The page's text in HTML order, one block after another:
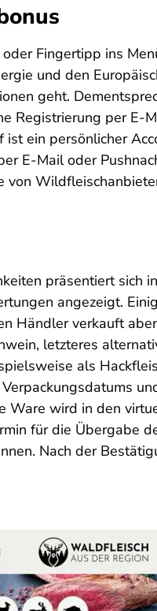
Fingertipp ins
und den
geht.
Registrierung per
ein persönlicher
E-Mail oder
präsentiert
angezeigt.
Händler verkauft
letzteres
als
Ware wird in den
für die Übergabe
Nach der